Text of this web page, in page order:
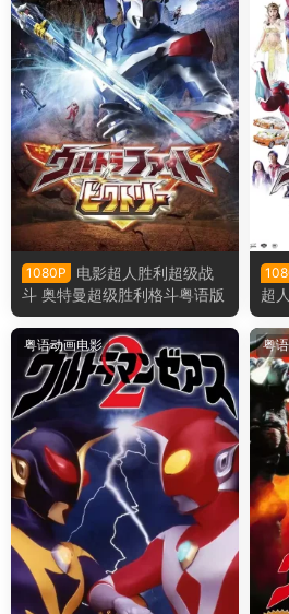
1080P
电影超人胜利超级战
斗 奥特曼超级胜利格斗粤语版
超
战
粤语动画电影 粤